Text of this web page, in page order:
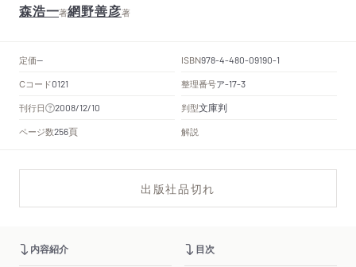
森浩一著網野善彦著
定価-- ISBN978-4-480-09190-1
Cコード0121 整理番号ア-17-3
刊行日 2008/12/10 判型文庫判
ページ数256頁 解説
出版社品切れ
内容紹介 目次